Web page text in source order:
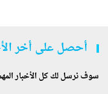
أحصل على أخر
سوف نرسل لك كل الأخبار